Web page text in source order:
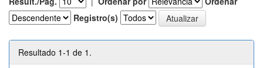
Registro(s)
Resultado 1-1 de 1.